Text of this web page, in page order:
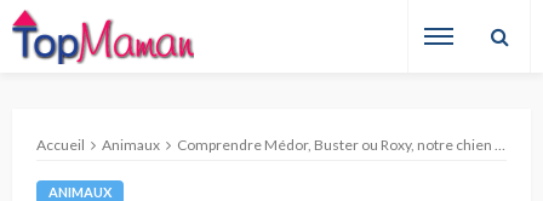
Accueil Animaux Comprendre Médor, Buster ou Roxy, notre chien préféré Partie II
ANIMAUX